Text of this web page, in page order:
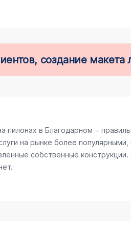
создание
пилонах в Благодарном −
на рынке более
собственные